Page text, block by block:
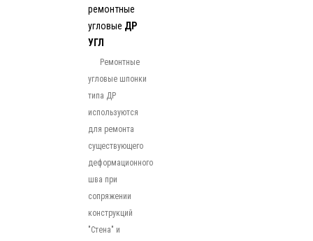
ремонтные
угловые ДР
УГЛ
Ремонтные
угловые шпонки
типа ДР
используются
для ремонта
существующего
деформационного
шва при
сопряжении
конструкций
"Стена" и